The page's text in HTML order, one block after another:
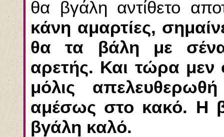
θα βγάλη αντίθετο
κάνη αμαρτίες,
θα τα βάλη με
αρετής. Και τώρα μεν
μόλις
αμέσως στο κακό. Η
βγάλη καλό.